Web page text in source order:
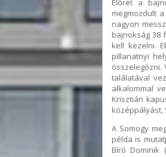
Előrét a
megmozdult
nagyon
bajnokság 38
kell kezelni.
pillanatnyi
összelegózni.
találatával
alkalommal
Krisztián
középpályást,
A Somogy
példa is
Bíró Dominik